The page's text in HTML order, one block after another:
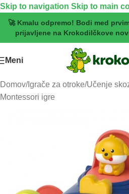
Skip to navigation Skip to main
🚀 Kmalu odpremo! Bodi med
prijavljene na Krokodilčkove
Meni
Domov/Igrače za otroke/Učenje
Montessori igre